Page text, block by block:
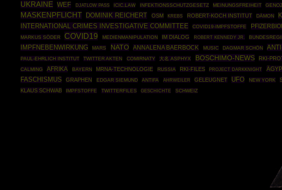
UKRAINE
WEF DJATLOW PASS ICIC.LAW INFEKTIONSSCHUTZGESETZ MEINUNGSFREIHEIT
MASKENPFLICHT DOMINIK REICHERT OSM KREBS ROBERT-KOCH INSTITUT DÄMON
INTERNATIONAL CRIMES INVESTIGATIVE COMMITTEE COVID19-IMPFSTOFFE
MARKUS SÖDER
COVID19 MEDIENMANIPULATION IM DIALOG ROBERT KENNEDY JR.
IMPFNEBENWIRKUNG MARS NATO ANNALENA BAERBOCK MUSIC DAGMAR SCHÖN
PAUL-EHRLICH INSTITUT TWITTER AKTEN COMIRNATY 大名 ASPHYX BOSCHIMO-NEWS RKI-
CALMING AFRIKA BAYERN MRNA-TECHNOLOGIE RUSSIA RKI-FILES PROJECT DARKKNIGHT
FASCHISMUS GRAPHEN EDGAR SIEMUND ANTIFA AHRWEILER GELEUGNET UFO NEW YORK
KLAUS SCHWAB IMPFSTOFFE TWITTERFILES GESCHICHTE SCHWEIZ